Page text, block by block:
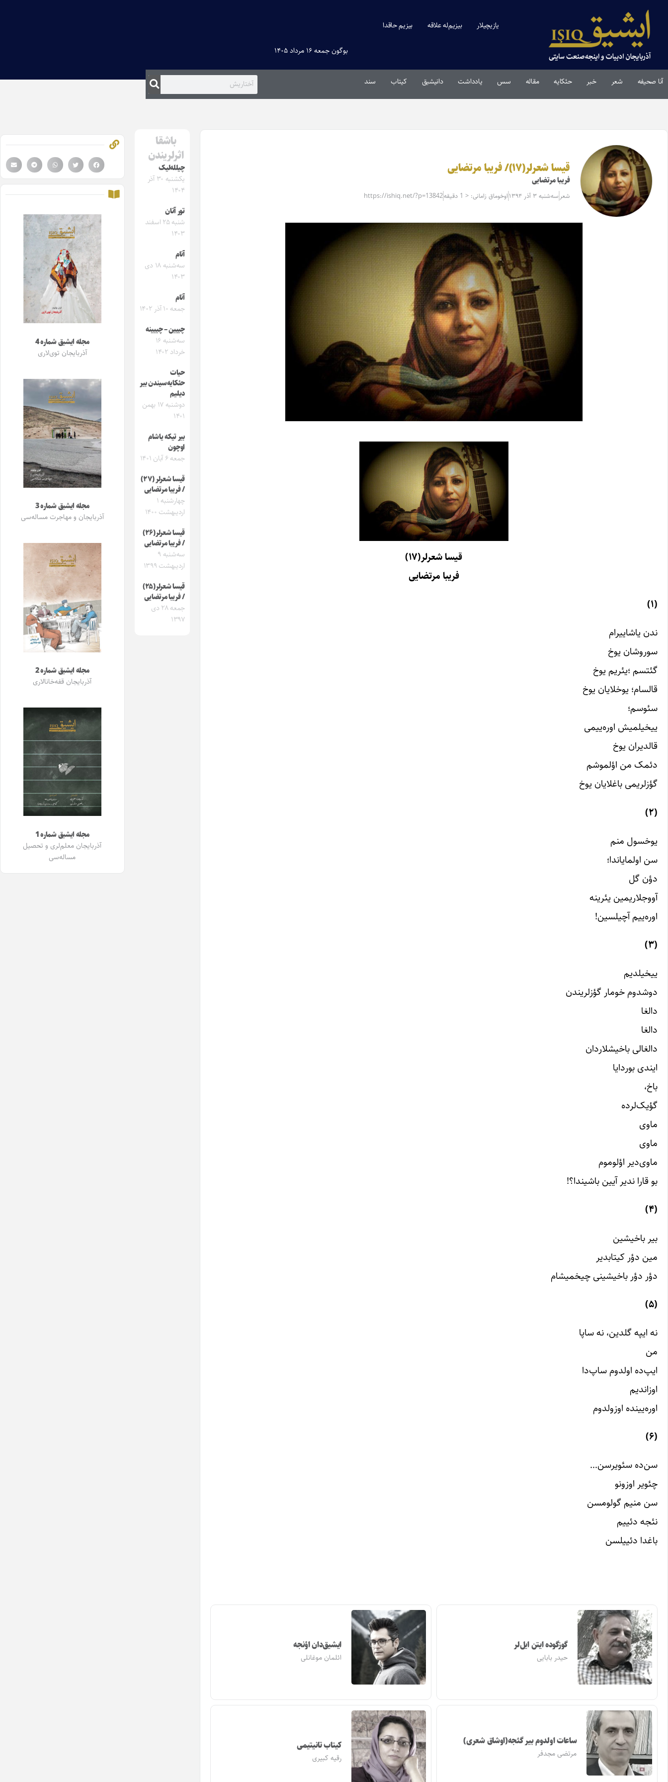
یازیچیلار بیزیم‌له علاقه بیزیم حاقدا
بوگون جمعه ۱۶ مرداد ۱۴۰۵
آنا صحیفه شعر خبر حئکایه مقاله‌ سس یادداشت دانیشیق کیتاب سند
قیسا شعرلر(۱۷)/ فریبا مرتضایی
فریبا مرتضایی
شعر سه‌شنبه ۳ آذر ۱۳۹۴ اوخوماق زامانی: < 1 دقیقه https://ishiq.net/?p=13842
قیسا شعرلر(۱۷)
فریبا مرتضایی
(۱)
ندن یاشاییرام
سوروشان یوخ
گئتسم ؛یئریم یوخ
قالسام؛ یوخلایان یوخ
سئوسم؛
ییخیلمیش اوره‌ییمی
قالدیران یوخ
دئمک من اؤلموشم
گؤزلریمی باغلایان یوخ
(۲)
یوخسول منم
سن اولمایاندا؛
دؤن گل
آووجلاریمین یئرینه
اوره‌ییم آچیلسین!
(۳)
ییخیلدیم
دوشدوم خومار گؤزلریندن
دالغا
دالغا
دالغالی باخیشلاردان
ایندی بوردایا
باخ،
گؤیک‌لرده
ماوی
ماوی
ماوی‌دیر اؤلوموم
بو قارا ندیر آیین باشیندا؟!
(۴)
بیر باخیشین
مین دؤر کیتابدیر
دؤر دؤر باخیشینی چیخمیشام
(۵)
نه ایپه گلدین، نه ساپا
من
ایپ‌ده اولدوم ساپ‌دا
اوزاندیم
اوره‌یینده اوزولدوم
(۶)
سن‌ده سئویرسن…
چئویر اوزونو
سن منیم گولومسن
نئجه دئییم
باغدا دئییلسن
گوزگوده ایتن ایل‌لر
حیدر بابایی
ایشیق‌دان اؤنجه
ائلمان موغانلی
ساعات اولدوم بیر گئجه(اوشاق شعری)
مرتضی مجدفر
کیتاب تانیتیمی
رقیه کبیری
باشقا
اثرلریندن
چیلله‌لیک‌
یکشنبه ۳۰ آذر
۱۴۰۴
تور آتان
شنبه ۲۵ اسفند
۱۴۰۳
آنام
سه‌شنبه ۱۸ دی
۱۴۰۳
آنام
جمعه ۱۰ آذر ۱۴۰۲
چییین – چییینه
سه‌شنبه ۱۶
خرداد ۱۴۰۲
حیات
حئکایه‌سیندن بیر
دیلیم
دوشنبه ۱۷ بهمن
۱۴۰۱
بیر تیکه یاشام
اوچون
جمعه ۶ آبان ۱۴۰۱
قیسا شعرلر (۲۷)
/ فریبا مرتضایی
چهارشنبه ۱
اردیبهشت ۱۴۰۰
قیسا شعرلر(۲۶)
/ فریبا مرتضایی
سه‌شنبه ۹
اردیبهشت ۱۳۹۹
قیسا شعرلر(۲۵)
/ فریبا مرتضایی
جمعه ۲۸ دی
۱۳۹۷
مجله ایشیق شماره 4
آذربایجان توی‌لاری
مجله ایشیق شماره 3
آذربایجان و مهاجرت مساله‌سی
مجله ایشیق شماره 2
آذربایجان قفه‌خانالاری
مجله ایشیق شماره 1
آذربایجان معلم‌لری و تحصیل
مساله‌سی